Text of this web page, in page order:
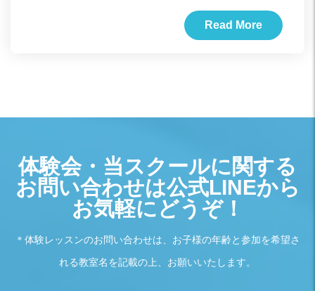
Read More
体験会・当スクールに関する
お問い合わせは公式LINEから
お気軽にどうぞ！
＊体験レッスンのお問い合わせは、お子様の年齢と参加を希望さ
れる教室名を記載の上、お願いいたします。